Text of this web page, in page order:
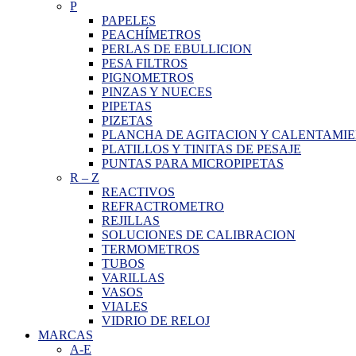
P
PAPELES
PEACHÍMETROS
PERLAS DE EBULLICION
PESA FILTROS
PIGNOMETROS
PINZAS Y NUECES
PIPETAS
PIZETAS
PLANCHA DE AGITACION Y
PLATILLOS Y TINITAS DE PESAJE
PUNTAS PARA MICROPIPETAS
R – Z
REACTIVOS
REFRACTROMETRO
REJILLAS
SOLUCIONES DE CALIBRACION
TERMOMETROS
TUBOS
VARILLAS
VASOS
VIALES
VIDRIO DE RELOJ
MARCAS
A-E